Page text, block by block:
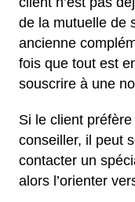
de la mutuelle de
ancienne
fois que tout est
souscrire à une
Si le client
conseiller, il peut
contacter un
alors l’orienter